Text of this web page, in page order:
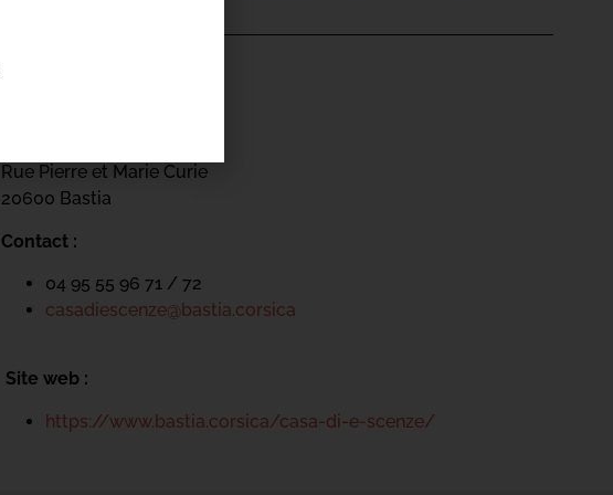
Rue Pierre et Marie Curie
20600 Bastia
Contact :
04 95 55 96 71 / 72
casadiescenze@bastia.corsica
Site web :
https://www.bastia.corsica/casa-di-e-scenze/